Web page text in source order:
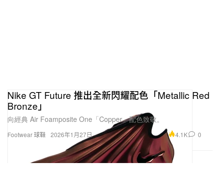
Footwear 球鞋
Nike GT Future 推出全新閃耀配色「Metallic Red
Bronze」
向經典 Air Foamposite One「Copper」配色致敬。
2026年1月27日 4.1K 0